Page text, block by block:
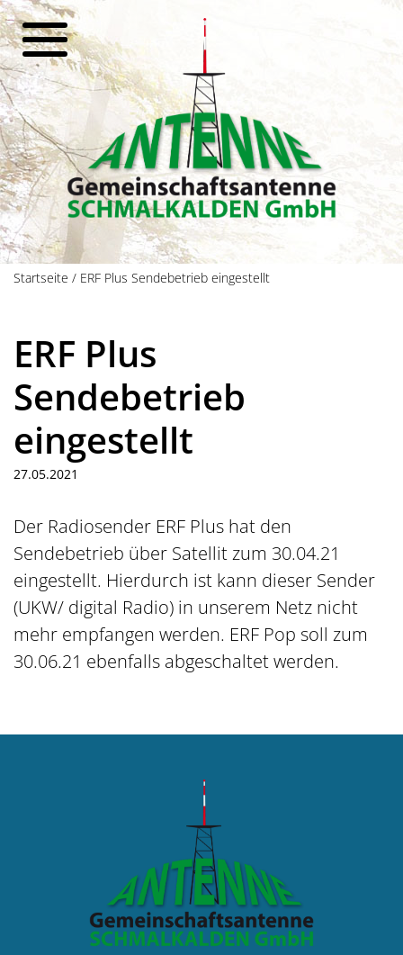
Startseite / ERF Plus Sendebetrieb eingestellt
ERF Plus
Sendebetrieb
eingestellt
27.05.2021
Der Radiosender ERF Plus hat den
Sendebetrieb über Satellit zum 30.04.21
eingestellt. Hierdurch ist kann dieser Sender
(UKW/ digital Radio) in unserem Netz nicht
mehr empfangen werden. ERF Pop soll zum
30.06.21 ebenfalls abgeschaltet werden.